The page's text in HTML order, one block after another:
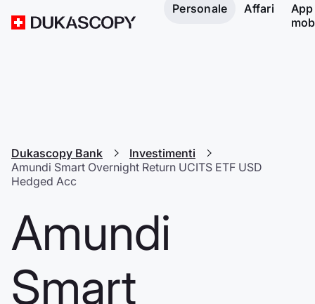
Personale Affari
App
Dukascopy Bank
Investimenti
Amundi Smart Overnight Return UCITS ETF USD
Hedged Acc
Amundi
Smart